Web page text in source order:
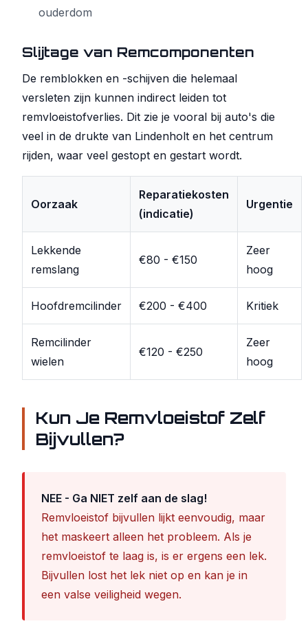
ouderdom
Slijtage van Remcomponenten
De remblokken en -schijven die helemaal
versleten zijn kunnen indirect leiden tot
remvloeistofverlies. Dit zie je vooral bij auto's die
veel in de drukte van Lindenholt en het centrum
rijden, waar veel gestopt en gestart wordt.
Oorzaak
Reparatiekosten
(indicatie)
Urgentie
Lekkende
remslang
€80 - €150
Zeer
hoog
Hoofdremcilinder €200 - €400 Kritiek
Remcilinder
wielen
€120 - €250
Zeer
hoog
Kun Je Remvloeistof Zelf
Bijvullen?
NEE - Ga NIET zelf aan de slag!
Remvloeistof bijvullen lijkt eenvoudig, maar
het maskeert alleen het probleem. Als je
remvloeistof te laag is, is er ergens een lek.
Bijvullen lost het lek niet op en kan je in
een valse veiligheid wegen.